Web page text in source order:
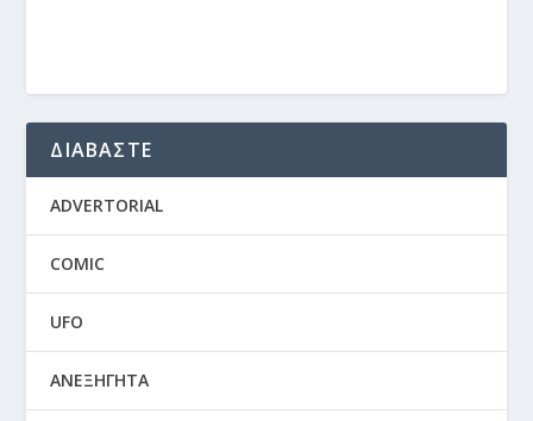
ΔΙΑΒΑΣΤΕ
ADVERTORIAL
COMIC
UFO
ΑΝΕΞΗΓΗΤΑ